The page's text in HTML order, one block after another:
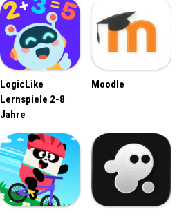
LogicLike
Lernspiele 2-8
Jahre
Moodle